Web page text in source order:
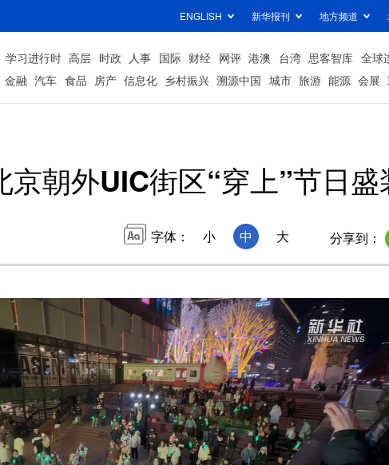
ENGLISH 新华报刊 地方频道
学习进行时 高层 时政 人事 国际 财经 网评 港澳 台湾 思客智库 全球
金融 汽车 食品 房产 信息化 乡村振兴 溯源中国 城市 旅游 能源 会展
京朝外UIC街区“穿上”节日
字体： 小 中 大 分享到：